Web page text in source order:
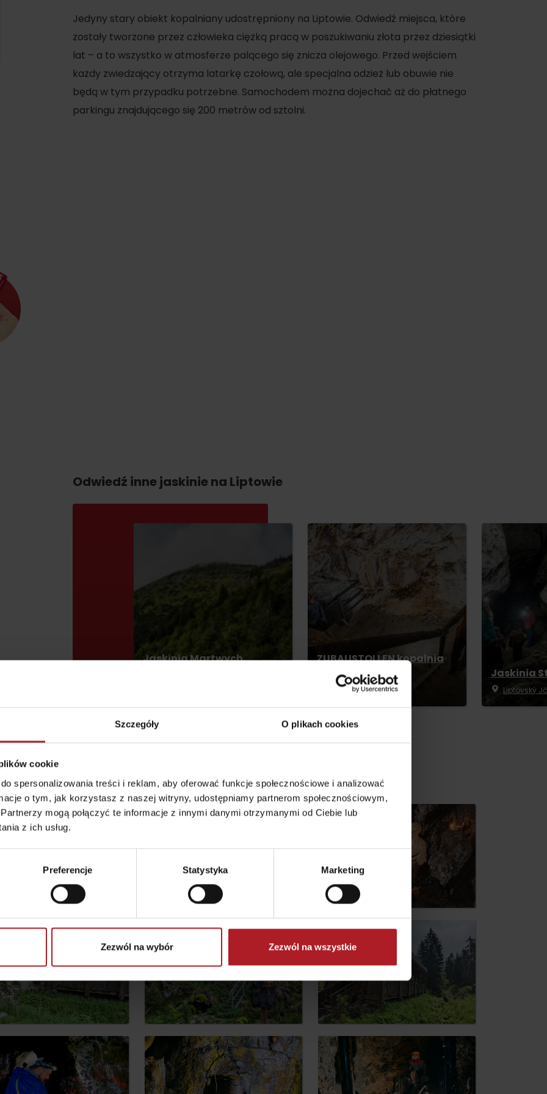
Szczegóły O plikach cookies
cookie
spersonalizowania treści i reklam, aby oferować funkcje społecznościowe i analizować
o tym, jak korzystasz z naszej witryny, udostępniamy partnerom społecznościowym,
mogą połączyć te informacje z innymi danymi otrzymanymi od Ciebie lub
z ich usług.
Preferencje Statystyka Marketing
Zezwól na wybór Zezwól na wszystkie
Zasady przebywania w
Ratownictwo
górach z Liptov Region
Card i Generali
miejscowość Liptovský
Ján
Gdzie kupić? Liptowskie droby
No data found for this source.
​Jedyny stary obiekt kopalniany udostrępniony na Liptowie. Odwiedź miejsca, które
zostały tworzone przez człowieka ciężką pracą w poszukiwaniu złota przez dziesiątki
lat – a to wszystko w atmosferze palącego się znicza olejowego. Przed wejściem
każdy zwiedzający otrzyma latarkę czołową, ale specjalna odzież lub obuwie nie
będą w tym przypadku potrzebne. Samochodem można dojechać aż do płatnego
parkingu znajdującego się 200 metrów od sztolni.
Odwiedź inne jaskinie na Liptowie
Jaskinia Martwych
ZUBAUSTOLLEN kopalnia
Malužiná
Inne lokalizacje
Jaskinia
Liptovský